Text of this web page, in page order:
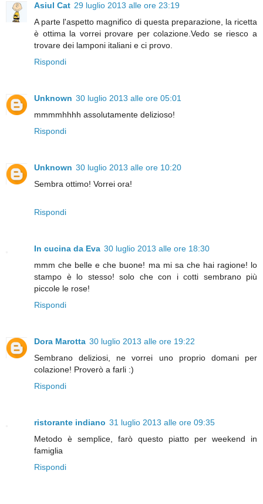
Asiul Cat 29 luglio 2013 alle ore 23:19
A parte l'aspetto magnifico di questa preparazione, la ricetta
è ottima la vorrei provare per colazione.Vedo se riesco a
trovare dei lamponi italiani e ci provo.
Rispondi
Unknown 30 luglio 2013 alle ore 05:01
mmmmhhhh assolutamente delizioso!
Rispondi
Unknown 30 luglio 2013 alle ore 10:20
Sembra ottimo! Vorrei ora!
Rispondi
In cucina da Eva 30 luglio 2013 alle ore 18:30
mmm che belle e che buone! ma mi sa che hai ragione! lo
stampo è lo stesso! solo che con i cotti sembrano più
piccole le rose!
Rispondi
Dora Marotta 30 luglio 2013 alle ore 19:22
Sembrano deliziosi, ne vorrei uno proprio domani per
colazione! Proverò a farli :)
Rispondi
ristorante indiano 31 luglio 2013 alle ore 09:35
Metodo è semplice, farò questo piatto per weekend in
famiglia
Rispondi